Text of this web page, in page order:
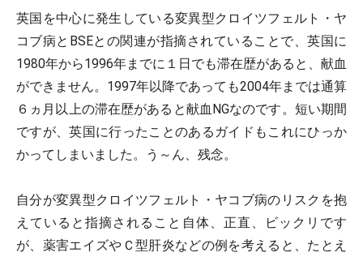
英国を中心に発生している変異型クロイツフェルト・ヤ
コブ病とBSEとの関連が指摘されていることで、英国に
1980年から1996年までに１日でも滞在歴があると、献血
ができません。1997年以降であっても2004年までは通算
６ヵ月以上の滞在歴があると献血NGなのです。短い期間
ですが、英国に行ったことのあるガイドもこれにひっか
かってしまいました。う～ん、残念。
自分が変異型クロイツフェルト・ヤコブ病のリスクを抱
えていると指摘されること自体、正直、ビックリです
が、薬害エイズやＣ型肝炎などの例を考えると、たとえ